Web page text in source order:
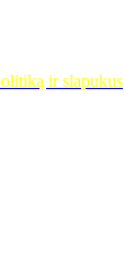
ir slapukus